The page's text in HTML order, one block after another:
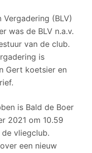
(BLV)
was de BLV n.a.v.
van de club.
is
Gert koetsier en
is Bald de Boer
2021 om 10.59
vliegclub.
een nieuw